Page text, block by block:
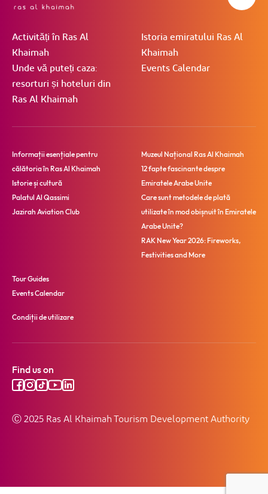
Activități în Ras Al
Khaimah
Unde vă puteți caza:
resorturi și hoteluri din
Ras Al Khaimah
Istoria emiratului Ras Al
Khaimah
Events Calendar
Informații esențiale pentru
călătoria în Ras Al Khaimah
Istorie și cultură
Palatul Al Qassimi
Jazirah Aviation Club
Muzeul Național Ras Al Khaimah
12 fapte fascinante despre
Emiratele Arabe Unite
Care sunt metodele de plată
utilizate în mod obișnuit în Emiratele
Arabe Unite?
RAK New Year 2026: Fireworks,
Festivities and More
Tour Guides
Events Calendar
Condiții de utilizare
Find us on
Ⓒ 2025 Ras Al Khaimah Tourism Development Authority